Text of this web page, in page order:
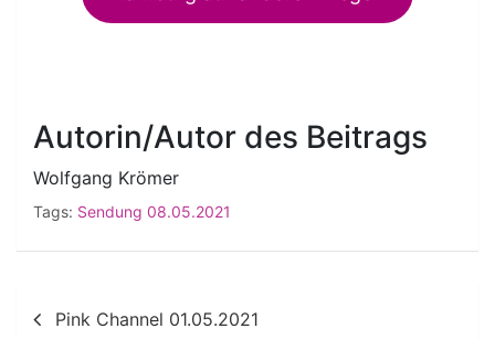
Autorin/Autor des Beitrags
Wolfgang Krömer
Tags: Sendung 08.05.2021
Beitragsnavigation
Pink Channel 01.05.2021